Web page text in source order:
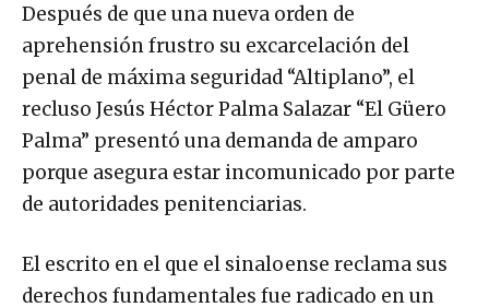
Después de que una nueva orden de
aprehensión frustro su excarcelación del
penal de máxima seguridad “Altiplano”, el
recluso Jesús Héctor Palma Salazar “El Güero
Palma” presentó una demanda de amparo
porque asegura estar incomunicado por parte
de autoridades penitenciarias.
El escrito en el que el sinaloense reclama sus
derechos fundamentales fue radicado en un